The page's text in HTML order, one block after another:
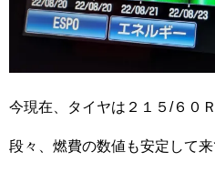
今現在、タイヤは２１５/６０
段々、燃費の数値も安定して来